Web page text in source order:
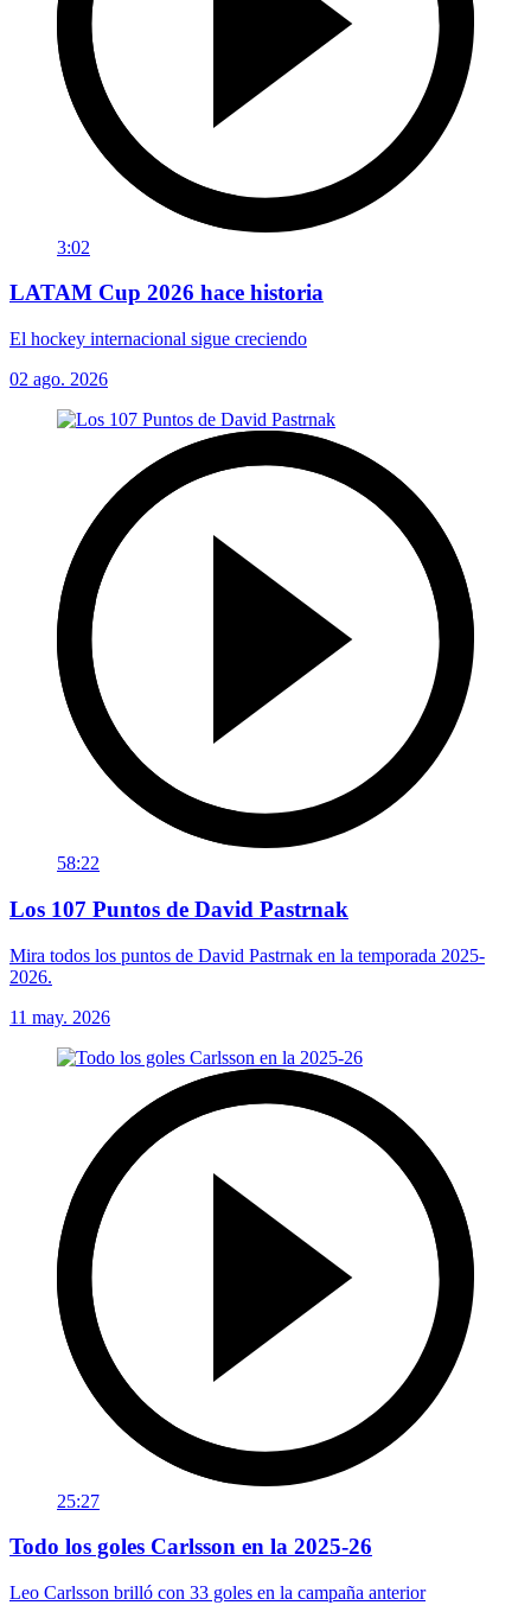
3:02
LATAM Cup 2026 hace historia
El hockey internacional sigue creciendo
02 ago. 2026
58:22
Los 107 Puntos de David Pastrnak
Mira todos los puntos de David Pastrnak en la temporada 2025-
2026.
11 may. 2026
25:27
Todo los goles Carlsson en la 2025-26
Leo Carlsson brilló con 33 goles en la campaña anterior